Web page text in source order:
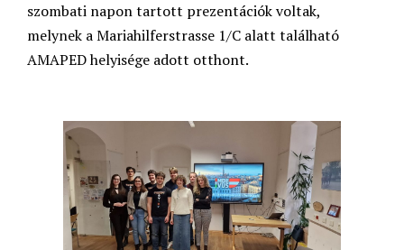
szombati napon tartott prezentációk voltak,
melynek a Mariahilferstrasse 1/C alatt található
AMAPED helyisége adott otthont.